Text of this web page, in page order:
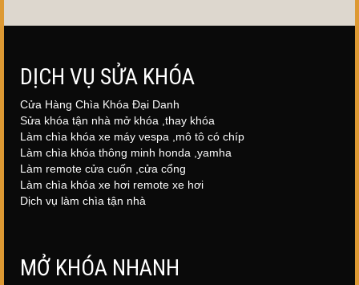
DỊCH VỤ SỬA KHÓA
Cửa Hàng Chìa Khóa Đại Danh
Sửa khóa tận nhà mở khóa ,thay khóa
Làm chìa khóa xe máy vespa ,mô tô có chíp
Làm chìa khóa thông minh honda ,yamha
Làm remote cửa cuốn ,cửa cổng
Làm chìa khóa xe hơi remote xe hơi
Dịch vụ làm chìa tận nhà
MỞ KHÓA NHANH